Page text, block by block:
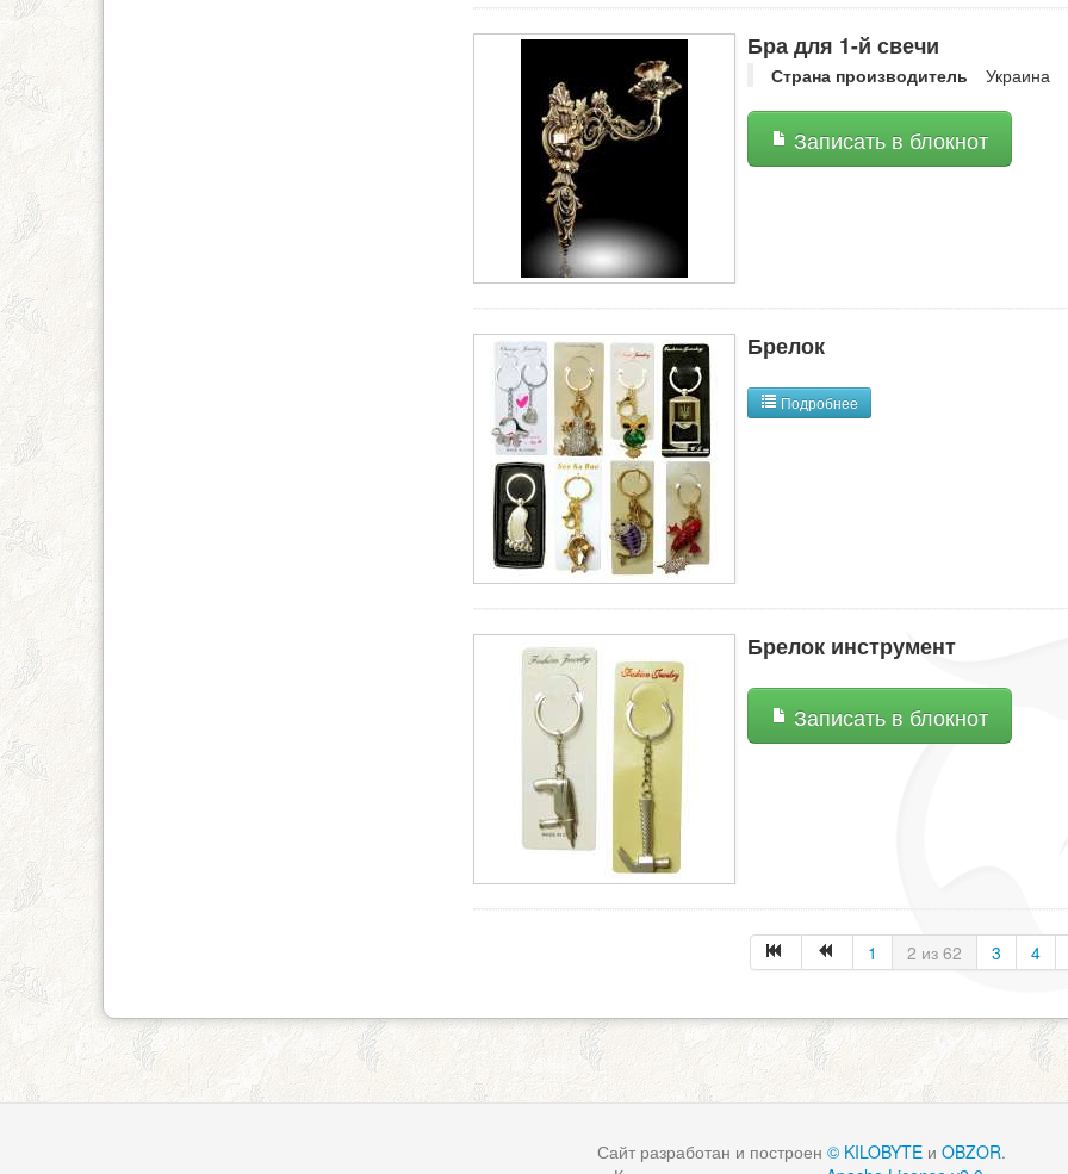
Бра для 1-й свечи
Страна производитель Украина
Записать в блокнот
Брелок
Подробнее
Брелок инструмент
Записать в блокнот
1 2 из 62 3 4
Сайт разработан и построен © KILOBYTEи OBZOR.